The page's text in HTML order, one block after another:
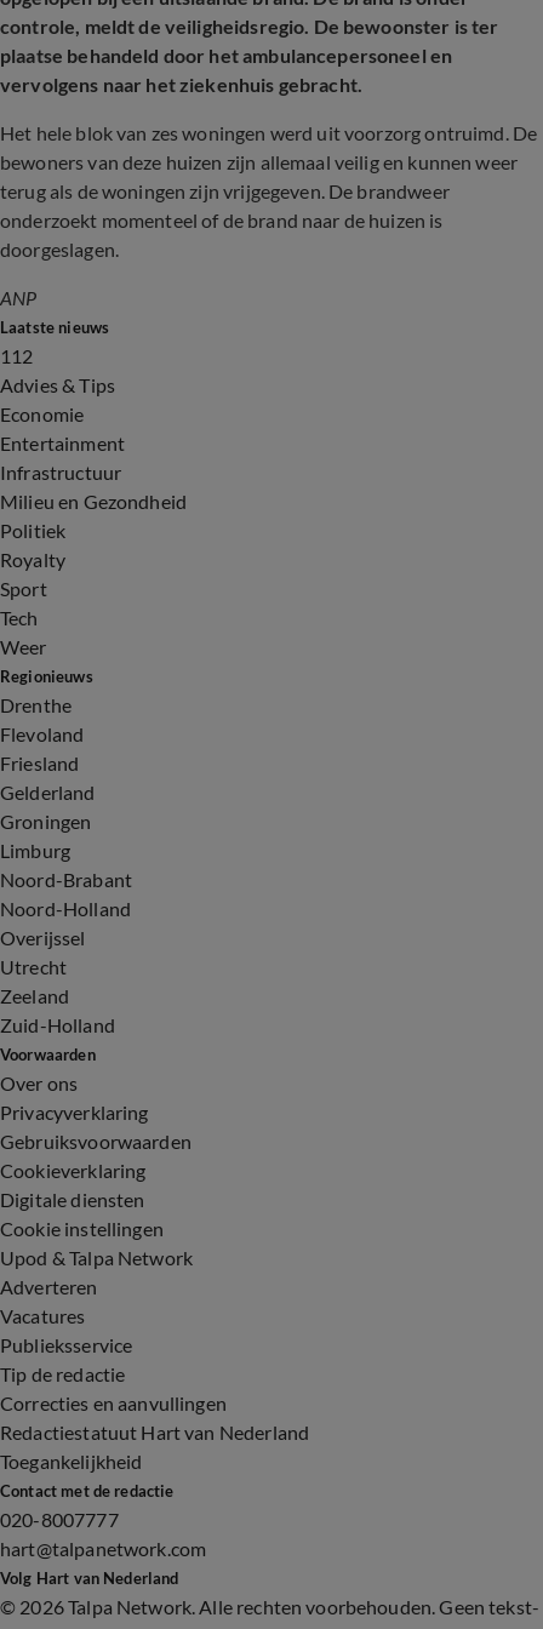
controle, meldt de veiligheidsregio. De bewoonster is ter
plaatse behandeld door het ambulancepersoneel en
vervolgens naar het ziekenhuis gebracht.
Het hele blok van zes woningen werd uit voorzorg ontruimd. De
bewoners van deze huizen zijn allemaal veilig en kunnen weer
terug als de woningen zijn vrijgegeven. De brandweer
onderzoekt momenteel of de brand naar de huizen is
doorgeslagen.
ANP
Laatste nieuws
112
Advies & Tips
Economie
Entertainment
Infrastructuur
Milieu en Gezondheid
Politiek
Royalty
Sport
Tech
Weer
Regionieuws
Drenthe
Flevoland
Friesland
Gelderland
Groningen
Limburg
Noord-Brabant
Noord-Holland
Overijssel
Utrecht
Zeeland
Zuid-Holland
Voorwaarden
Over ons
Privacyverklaring
Gebruiksvoorwaarden
Cookieverklaring
Digitale diensten
Cookie instellingen
Upod & Talpa Network
Adverteren
Vacatures
Publieksservice
Tip de redactie
Correcties en aanvullingen
Redactiestatuut Hart van Nederland
Toegankelijkheid
Contact met de redactie
020-8007777
hart@talpanetwork.com
Volg Hart van Nederland
© 2026 Talpa Network. Alle rechten voorbehouden. Geen tekst-